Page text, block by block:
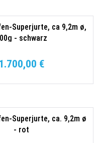
Superjurte, ca 9,2m ø,
- schwarz
1.700,00 €
Superjurte, ca. 9,2m ø
- rot